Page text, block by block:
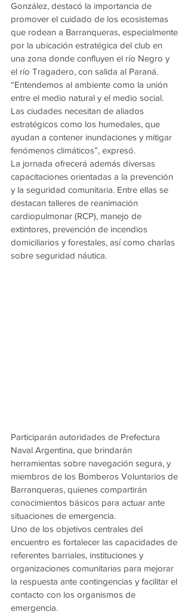
González, destacó la importancia de
promover el cuidado de los ecosistemas
que rodean a Barranqueras, especialmente
por la ubicación estratégica del club en
una zona donde confluyen el río Negro y
el río Tragadero, con salida al Paraná.
“Entendemos al ambiente como la unión
entre el medio natural y el medio social.
Las ciudades necesitan de aliados
estratégicos como los humedales, que
ayudan a contener inundaciones y mitigar
fenómenos climáticos”, expresó.
La jornada ofrecerá además diversas
capacitaciones orientadas a la prevención
y la seguridad comunitaria. Entre ellas se
destacan talleres de reanimación
cardiopulmonar (RCP), manejo de
extintores, prevención de incendios
domiciliarios y forestales, así como charlas
sobre seguridad náutica.
Participarán autoridades de Prefectura
Naval Argentina, que brindarán
herramientas sobre navegación segura, y
miembros de los Bomberos Voluntarios de
Barranqueras, quienes compartirán
conocimientos básicos para actuar ante
situaciones de emergencia.
Uno de los objetivos centrales del
encuentro es fortalecer las capacidades de
referentes barriales, instituciones y
organizaciones comunitarias para mejorar
la respuesta ante contingencias y facilitar el
contacto con los organismos de
emergencia.